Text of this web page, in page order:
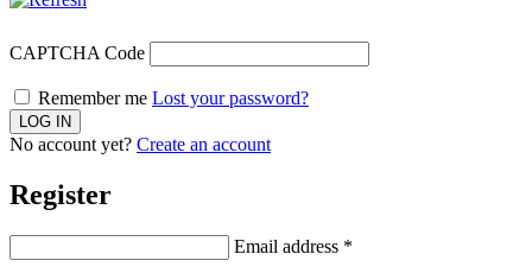
CAPTCHA Code
Remember me Lost your password?
No account yet? Create an account
Register
Email address *